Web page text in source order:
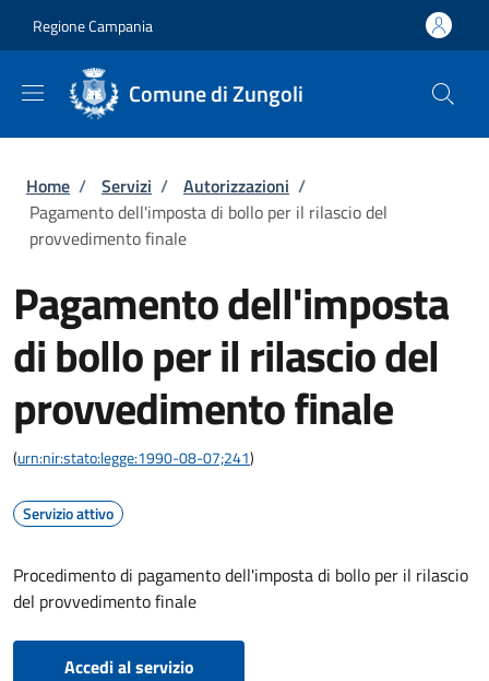
Regione Campania
Comune di Zungoli
Briciole di pane
Home / Servizi / Autorizzazioni /
Pagamento dell'imposta di bollo per il rilascio del
provvedimento finale
Pagamento dell'imposta
di bollo per il rilascio del
provvedimento finale
(urn:nir:stato:legge:1990-08-07;241)
Servizio attivo
Procedimento di pagamento dell'imposta di bollo per il rilascio
del provvedimento finale
Accedi al servizio